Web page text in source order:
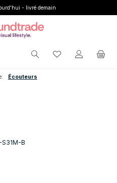
- livré demain
Vous avez 0
Écouteurs